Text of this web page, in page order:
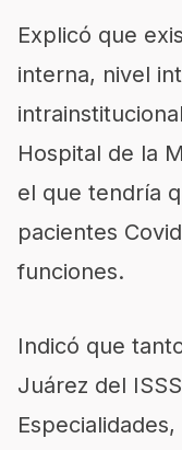
Explicó que
interna, nivel
Hospital de la
el que tendría
pacientes
funciones.
Indicó que
Juárez del